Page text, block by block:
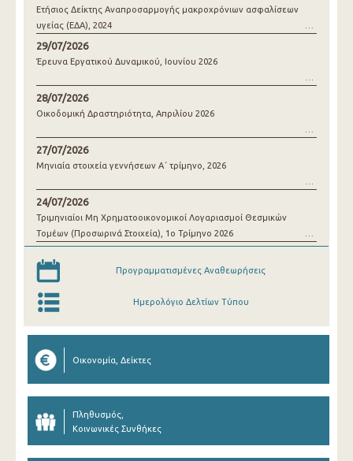
Ετήσιος Δείκτης Αναπροσαρμογής μακροχρόνιων ασφαλίσεων
υγείας (ΕΔΑ), 2024
29/07/2026
Έρευνα Εργατικού Δυναμικού, Ιουνίου 2026
28/07/2026
Οικοδομική Δραστηριότητα, Απριλίου 2026
27/07/2026
Μηνιαία στοιχεία γεννήσεων Α΄ τρίμηνο, 2026
24/07/2026
Τριμηνιαίοι Μη Χρηματοοικονομικοί Λογαριασμοί Θεσμικών
Τομέων (Προσωρινά Στοιχεία), 1o Τρίμηνο 2026
Προγραμματισμένες Αναθεωρήσεις
Ημερολόγιο Δελτίων Τύπου
Οικονομία, Δείκτες
Πληθυσμός,
Κοινωνικές Συνθήκες